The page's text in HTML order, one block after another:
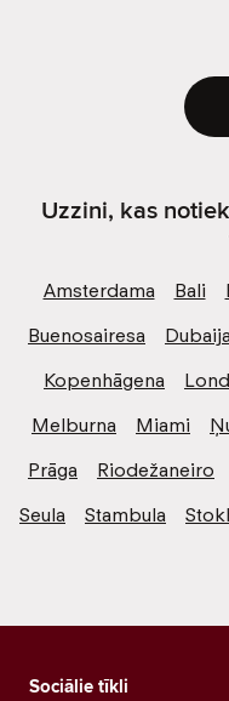
Uzzini, kas
Amsterdama Bali
Buenosairesa
Dubaija
Kopenhāgena
Melburna
Miami
Prāga
Riodežaneiro
Seula
Stambula
Sociālie tīkli